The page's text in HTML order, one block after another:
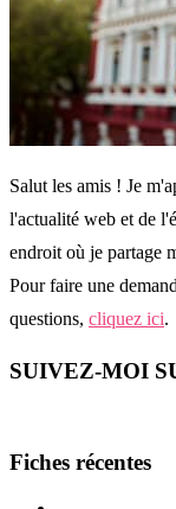
Salut les amis ! Je
l'actualité web et de
endroit où je partage
Pour faire une
questions, cliquez ici.
SUIVEZ-MOI
Fiches récentes